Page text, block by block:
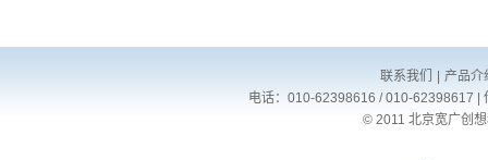
联系我们
产品介
电话：010-62398616 / 010-62398617 |
© 2011 北京宽广创